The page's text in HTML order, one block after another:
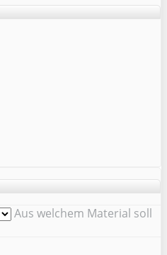
Aus welchem Material soll